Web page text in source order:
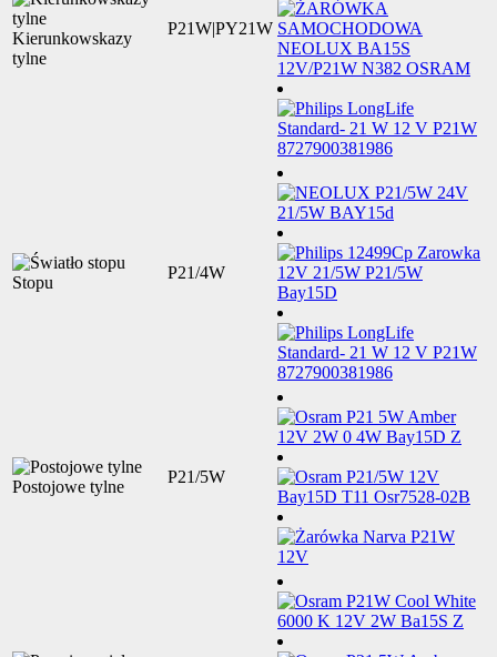
Kierunkowskazy
tylne
P21W|PY21W
Stopu
P21/4W
Postojowe tylne
P21/5W